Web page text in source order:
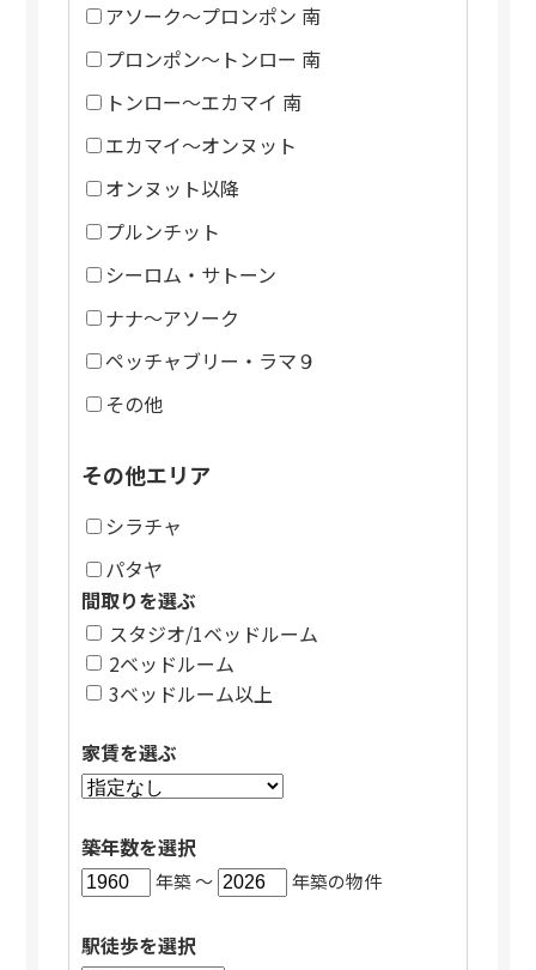
アソーク～プロンポン 南
プロンポン～トンロー 南
トンロー～エカマイ 南
エカマイ～オンヌット
オンヌット以降
プルンチット
シーロム・サトーン
ナナ～アソーク
ペッチャブリー・ラマ９
その他
その他エリア
シラチャ
パタヤ
間取りを選ぶ
スタジオ/1ベッドルーム
2ベッドルーム
3ベッドルーム以上
家賃を選ぶ
築年数を選択
年築 〜 年築の物件
駅徒歩を選択